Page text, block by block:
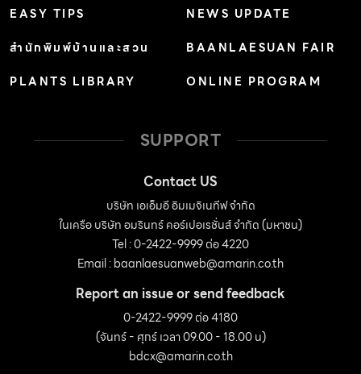
EASY TIPS
สำนักพิมพ์บ้านและสวน
PLANTS LIBRARY
NEWS UPDATE
BAANLAESUAN FAIR
ONLINE PROGRAM
SUPPORT
Contact US
บริษัท เอเอ็มอี อิมเมจิเนทีฟ จำกัด
ในเครือ บริษัท อมรินทร์ คอร์เปอเรชั่นส์ จำกัด (มหาชน)
Tel : 0-2422-9999 ต่อ 4220
Email :baanlaesuanweb@amarin.co.th
Report an issue or send feedback
0-2422-9999 ต่อ 4180
(จันทร์ - ศุกร์ เวลา 09.00 - 18.00 น)
bdcx@amarin.co.th